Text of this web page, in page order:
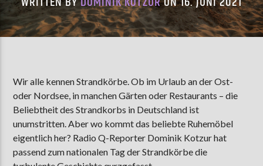
NEVERENDER (STARRING TAME IMPALA)
JUSTICE
AKTUELLE SENDUNG
MOEBIUS
Wir alle kennen Strandkörbe. Ob im Urlaub an der Ost-
oder Nordsee, in manchen Gärten oder Restaurants – die
Beliebtheit des Strandkorbs in Deutschland ist
unumstritten. Aber wo kommt das beliebte Ruhemöbel
eigentlich her? Radio Q-Reporter Dominik Kotzur hat
passend zum nationalen Tag der Strandkörbe die